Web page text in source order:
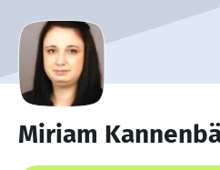
Miriam